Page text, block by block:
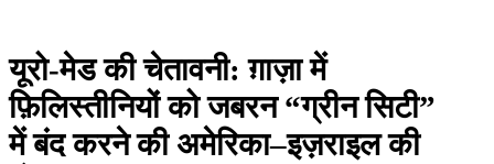
यूरो-मेड की चेतावनी: ग़ाज़ा में
फ़िलिस्तीनियों को जबरन “ग्रीन सिटी”
में बंद करने की अमेरिका–इज़राइल की